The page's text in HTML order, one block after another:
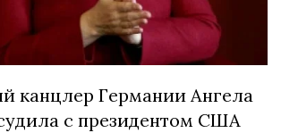
канцлер Германии Ангела
с президентом США